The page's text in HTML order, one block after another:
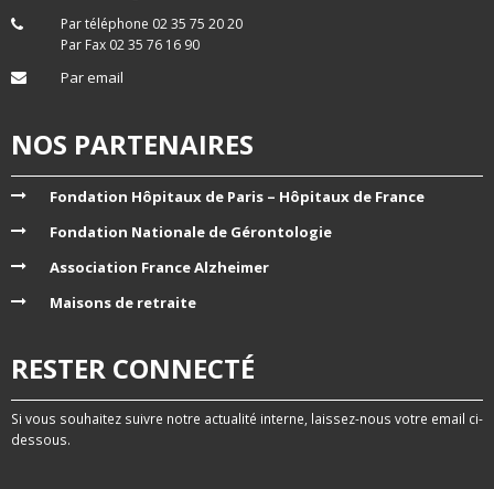
Par téléphone 02 35 75 20 20
Par Fax 02 35 76 16 90
Par email
NOS PARTENAIRES
Fondation Hôpitaux de Paris – Hôpitaux de France
Fondation Nationale de Gérontologie
Association France Alzheimer
Maisons de retraite
RESTER CONNECTÉ
Si vous souhaitez suivre notre actualité interne, laissez-nous votre email ci-
dessous.